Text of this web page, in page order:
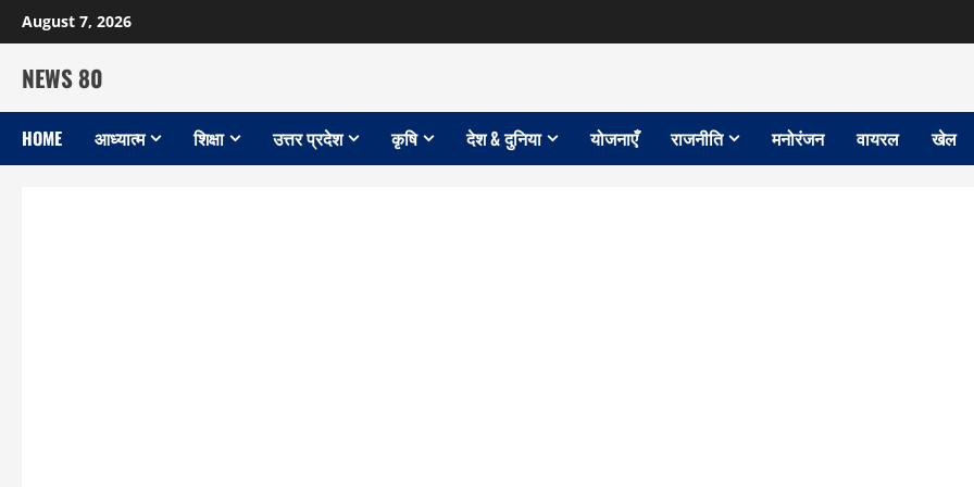
Skip
to
content
August 7, 2026
NEWS 80
HOME आध्यात्म शिक्षा उत्तर प्रदेश कृषि देश & दुनिया योजनाएँ राजनीति मनोरंजन वायरल खेल